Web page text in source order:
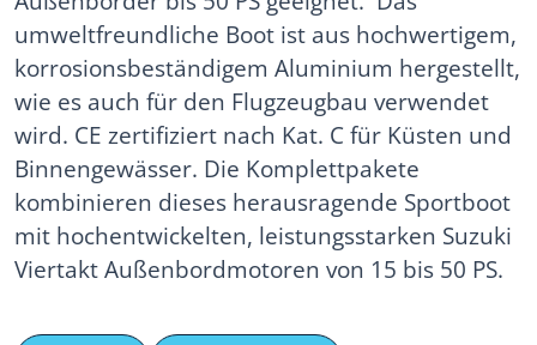
umweltfreundliche Boot ist aus hochwertigem,
korrosionsbeständigem Aluminium hergestellt,
wie es auch für den Flugzeugbau verwendet
wird. CE zertifiziert nach Kat. C für Küsten und
Binnengewässer. Die Komplettpakete
kombinieren dieses herausragende Sportboot
mit hochentwickelten, leistungsstarken Suzuki
Viertakt Außenbordmotoren von 15 bis 50 PS.